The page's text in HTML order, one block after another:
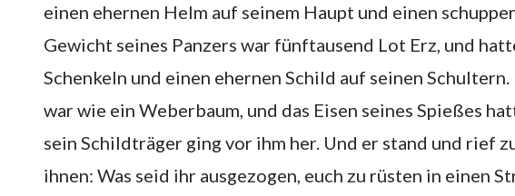
einen ehernen Helm auf seinem Haupt und einen
Gewicht seines Panzers war fünftausend Lot Erz, und
Schenkeln und einen ehernen Schild auf seinen
war wie ein Weberbaum, und das Eisen seines Spießes
sein Schildträger ging vor ihm her. Und er stand und rief
ihnen: Was seid ihr ausgezogen, euch zu rüsten in einen